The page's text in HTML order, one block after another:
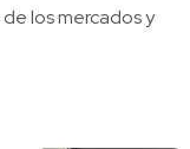
los mercados y